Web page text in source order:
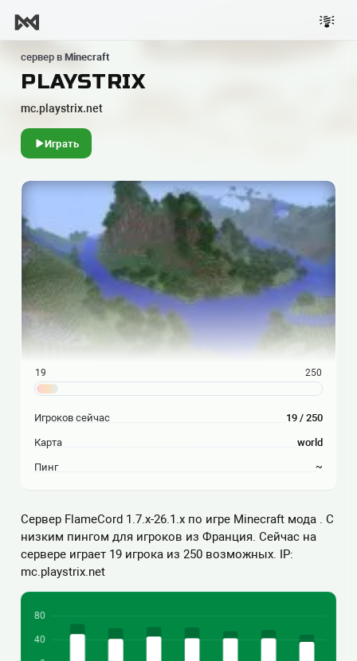
сервер в Minecraft
PLAYSTRIX
mc.playstrix.net
Играть
Сервер FlameCord 1.7.x-26.1.x по игре Minecraft мода . С
низким пингом для игроков из Франция. Сейчас на
сервере играет 19 игрока из 250 возможных. IP:
mc.playstrix.net
19 250
Игроков сейчас 19 / 250
Карта world
Пинг ~